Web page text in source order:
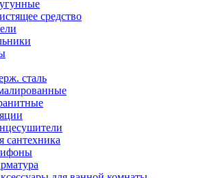
средство
сталь
сантехника